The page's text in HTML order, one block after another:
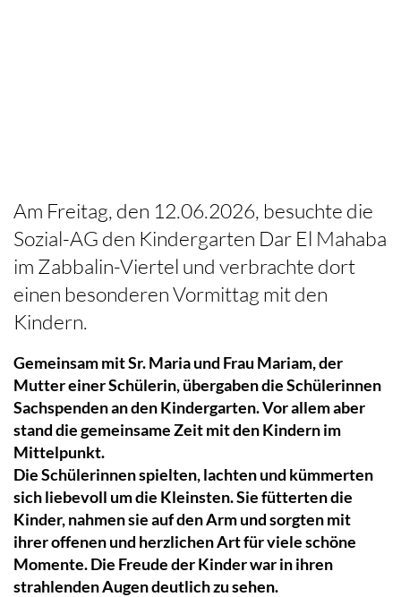
Am Freitag, den 12.06.2026, besuchte die
Sozial-AG den Kindergarten Dar El Mahaba
im Zabbalin-Viertel und verbrachte dort
einen besonderen Vormittag mit den
Kindern.
Gemeinsam mit Sr. Maria und Frau Mariam, der
Mutter einer Schülerin, übergaben die Schülerinnen
Sachspenden an den Kindergarten. Vor allem aber
stand die gemeinsame Zeit mit den Kindern im
Mittelpunkt.
Die Schülerinnen spielten, lachten und kümmerten
sich liebevoll um die Kleinsten. Sie fütterten die
Kinder, nahmen sie auf den Arm und sorgten mit
ihrer offenen und herzlichen Art für viele schöne
Momente. Die Freude der Kinder war in ihren
strahlenden Augen deutlich zu sehen.